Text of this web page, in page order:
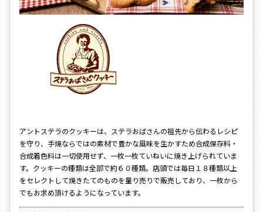
アントステラのクッキーは、ステラおばさんの祖先から伝わるレシピ
を守り、手焼ならではの素材で豊かな風味を生かすため合成保存料・
合成着色料は一切使用せず、一枚一枚ていねいに焼き上げられていま
す。クッキーの種類は全部で約６０種類。店頭では毎日１８種類以上
をセレクトして焼きたてのものを量り売りで販売しており、一枚から
でもお求め頂けるようになっています。